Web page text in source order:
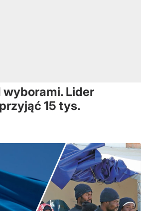
Lider
15 tys.